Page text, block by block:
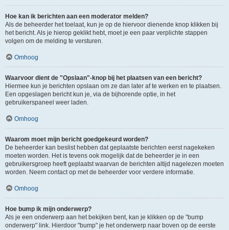
Hoe kan ik berichten aan een moderator melden?
Als de beheerder het toelaat, kun je op de hiervoor dienende knop klikken bij
het bericht. Als je hierop geklikt hebt, moet je een paar verplichte stappen
volgen om de melding te versturen.
Omhoog
Waarvoor dient de "Opslaan"-knop bij het plaatsen van een bericht?
Hiermee kun je berichten opslaan om ze dan later af te werken en te plaatsen.
Een opgeslagen bericht kun je, via de bijhorende optie, in het
gebruikerspaneel weer laden.
Omhoog
Waarom moet mijn bericht goedgekeurd worden?
De beheerder kan beslist hebben dat geplaatste berichten eerst nagekeken
moeten worden. Het is tevens ook mogelijk dat de beheerder je in een
gebruikersgroep heeft geplaatst waarvan de berichten altijd nagelezen moeten
worden. Neem contact op met de beheerder voor verdere informatie.
Omhoog
Hoe bump ik mijn onderwerp?
Als je een onderwerp aan het bekijken bent, kan je klikken op de "bump
onderwerp" link. Hierdoor "bump" je het onderwerp naar boven op de eerste